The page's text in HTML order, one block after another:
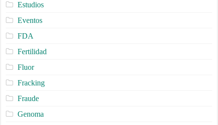
Estudios
Eventos
FDA
Fertilidad
Fluor
Fracking
Fraude
Genoma